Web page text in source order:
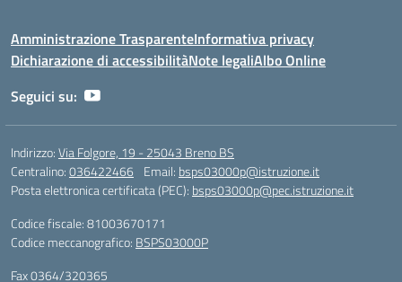
Amministrazione TrasparenteInformativa privacy
Dichiarazione di accessibilitàNote legaliAlbo Online
Seguici su:
Indirizzo:Via Folgore, 19 - 25043 Breno BS
Centralino:036422466 Email: bsps03000p@istruzione.it
Posta elettronica certificata (PEC): bsps03000p@pec.istruzione.it
Codice fiscale: 81003670171
Codice meccanografico: BSPS03000P
Fax 0364/320365